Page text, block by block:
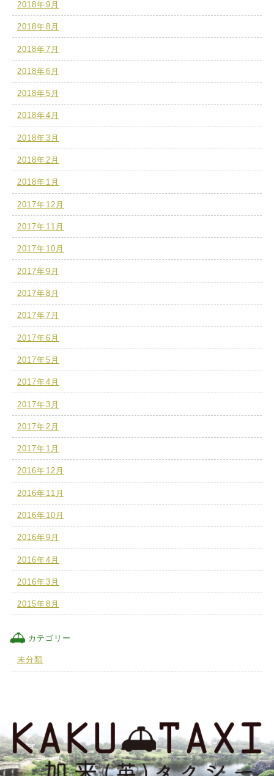
2018年9月
2018年8月
2018年7月
2018年6月
2018年5月
2018年4月
2018年3月
2018年2月
2018年1月
2017年12月
2017年11月
2017年10月
2017年9月
2017年8月
2017年7月
2017年6月
2017年5月
2017年4月
2017年3月
2017年2月
2017年1月
2016年12月
2016年11月
2016年10月
2016年9月
2016年4月
2016年3月
2015年8月
カテゴリー
未分類